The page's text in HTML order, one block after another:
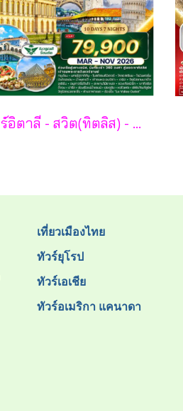
ทัวร์อิตาลี - สวิต(ทิตลิส) - ฝรั่งเศส 10 วัน -SV
เที่ยวเมืองไทย
ทัวร์ยุโรป
ทัวร์เอเชีย
ทัวร์อเมริกา แคนาดา